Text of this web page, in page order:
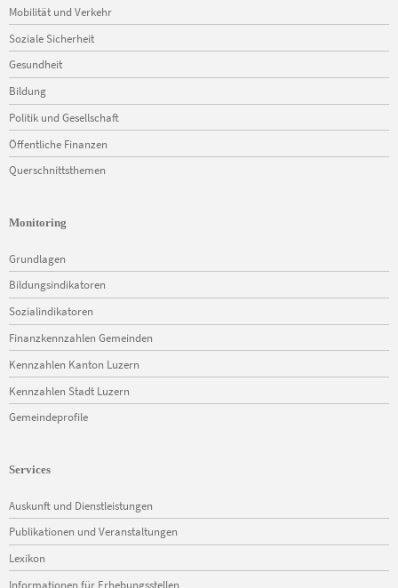
Mobilität und Verkehr
Soziale Sicherheit
Gesundheit
Bildung
Politik und Gesellschaft
Öffentliche Finanzen
Querschnittsthemen
Monitoring
Navigation
überspringen
Grundlagen
Bildungsindikatoren
Sozialindikatoren
Finanzkennzahlen Gemeinden
Kennzahlen Kanton Luzern
Kennzahlen Stadt Luzern
Gemeindeprofile
Services
überspringen
Auskunft und Dienstleistungen
Publikationen und Veranstaltungen
Lexikon
Informationen für Erhebungsstellen